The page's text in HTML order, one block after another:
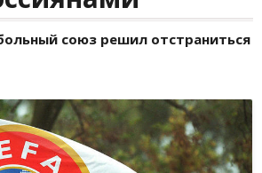
союз решил отстраниться